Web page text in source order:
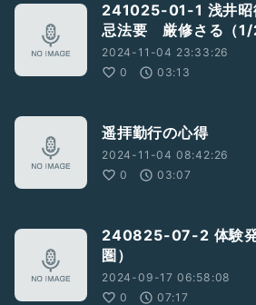
241025-01-1 浅井昭
忌法要 厳修さる（1/
2024-11-04 23:33:26
0
03:13
遥拝勤行の心得
2024-11-04 08:42:26
0
03:07
240825-07-2 体験
圏）
2024-09-17 06:58:08
0
07:17